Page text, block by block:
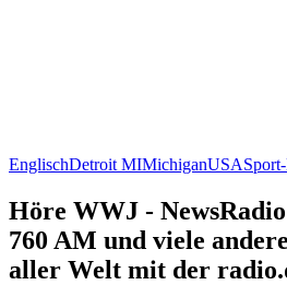
EnglischDetroit MIMichiganUSA
Höre WWJ -
760 AM und viele
aller Welt mit der